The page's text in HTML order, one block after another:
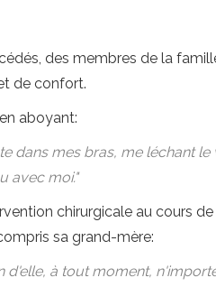
des membres de la
de confort.
aboyant:
dans mes bras, me léchant le
avec moi."
chirurgicale au cours
sa grand-mère:
d'elle, à tout moment,